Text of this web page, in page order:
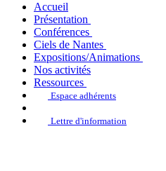
Accueil
Présentation
Conférences
Ciels de Nantes
Expositions/Animations
Nos activités
Ressources
Espace adhérents
Lettre d'information